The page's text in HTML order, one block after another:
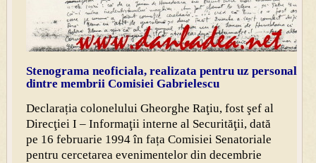
Stenograma neoficiala, realizata pentru uz personal de
dintre membrii Comisiei Gabrielescu
Declarația colonelului Gheorghe Raţiu, fost şef al
Direcţiei I – Informaţii interne al Securităţii, dată
pe 16 februarie 1994 în fața Comisiei Senatoriale
pentru cercetarea evenimentelor din decembrie